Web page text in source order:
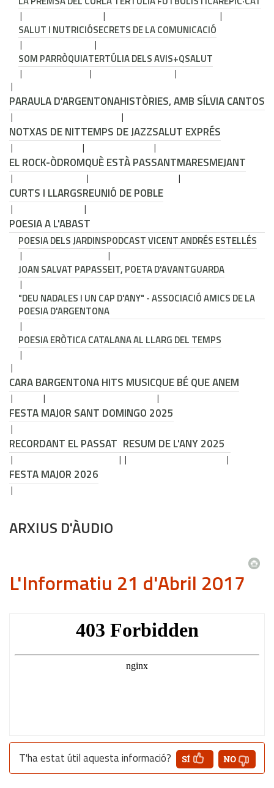
SALUT I NUTRICIÓSECRETS DE LA COMUNICACIÓ
SOM PARRÒQUIATERTÚLIA DELS AVIS+QSALUT
PARAULA D'ARGENTONAHISTÒRIES, AMB SÍLVIA CANTOS
NOTXAS DE NITTEMPS DE JAZZSALUT EXPRÉS
EL ROCK-ÒDROMQUÈ ESTÀ PASSANTMARESMEJANT
CURTS I LLARGSREUNIÓ DE POBLE
POESIA A L'ABAST
POESIA DELS JARDINSPODCAST VICENT ANDRÉS ESTELLÉS
JOAN SALVAT PAPASSEIT, POETA D'AVANTGUARDA
"DEU NADALES I UN CAP D'ANY" - ASSOCIACIÓ AMICS DE LA
POESIA D'ARGENTONA
POESIA ERÒTICA CATALANA AL LLARG DEL TEMPS
CARA BARGENTONA HITS MUSICQUE BÉ QUE ANEM
FESTA MAJOR SANT DOMINGO 2025
RECORDANT EL PASSAT RESUM DE L'ANY 2025
FESTA MAJOR 2026
ARXIUS D'ÀUDIO
L'Informatiu 21 d'Abril 2017
T'ha estat útil aquesta informació?